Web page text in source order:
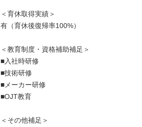
＜育休取得実績＞
有（育休後復帰率100%）
＜教育制度・資格補助補足＞
■入社時研修
■技術研修
■メーカー研修
■OJT教育
＜その他補足＞